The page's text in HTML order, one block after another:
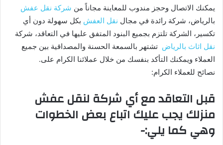
يمكنك الاتصال وحجز مندوب للمعاينة مجاناً من شركة نقل عفش
بالرياض، شركة رائدة في مجال نقل العفش بكل سهولة دون أي
تكسير، الشركة تلتزم بجميع البنود المتفق عليها في التعاقد، شركة
نقل اثاث بالرياض تشتهر بالسمعة الحسنة والمصداقية بين جميع
العملاء ويمكنك التأكد بنفسك من خلال عملائنا الكرام على.
نصائح للعملاء الكرام:
قبل التعاقد مع أي شركة لنقل عفش
منزلك يجب عليك اتباع بعض الخطوات
وهي كما يلي:-